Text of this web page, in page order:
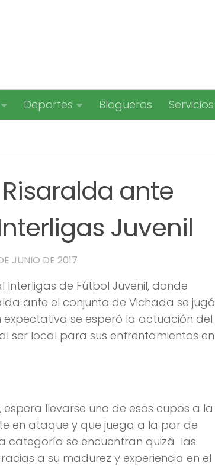
Deportes Blogueros Servicios
ante
Juvenil
JUNIO DE 2017
de Fútbol Juvenil, donde
ante el conjunto de Vichada se jugó
expectativa se esperó la actuación del
ser local para sus enfrentamientos en
llevarse uno de esos cupos a la
en ataque y que juega a la par de
categoría se encuentran quizá las
a su madurez y experiencia en el